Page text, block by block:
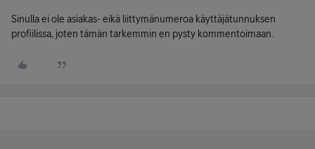
Sinulla ei ole asiakas- eikä liittymänumeroa käyttäjätunnuksen
profiilissa, joten tämän tarkemmin en pysty kommentoimaan.